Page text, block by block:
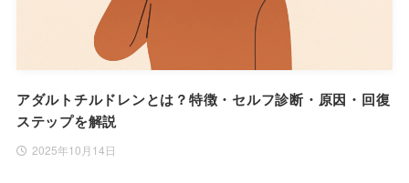
アダルトチルドレンとは？特徴・セルフ診断・原因・回復
ステップを解説
2025年10月14日